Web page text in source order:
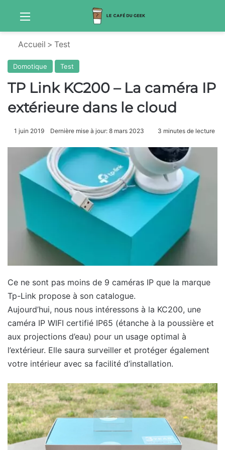
Menu
Accueil > Test
Domotique Test
TP Link KC200 – La caméra IP
extérieure dans le cloud
1 juin 2019 Dernière mise à jour: 8 mars 2023 3 minutes de lecture
Ce ne sont pas moins de 9 caméras IP que la marque
Tp-Link propose à son catalogue.
Aujourd’hui, nous nous intéressons à la KC200, une
caméra IP WIFI certifié IP65 (étanche à la poussière et
aux projections d’eau) pour un usage optimal à
l’extérieur. Elle saura surveiller et protéger également
votre intérieur avec sa facilité d’installation.